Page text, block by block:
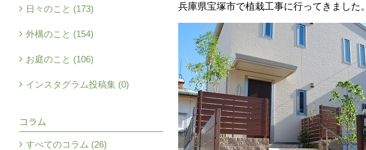
兵庫県宝塚市で植栽工事に行ってきました。
日々のこと (173)
外構のこと (154)
お庭のこと (106)
インスタグラム投稿集 (0)
コラム
すべてのコラム (26)